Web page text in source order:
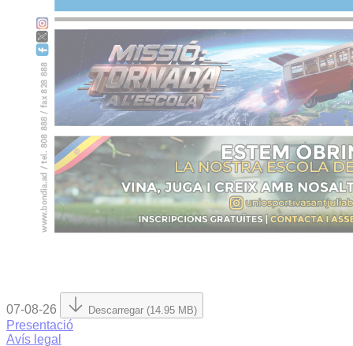
07-08-26 Descarregar (14.95 MB)
Presentació
Avís legal